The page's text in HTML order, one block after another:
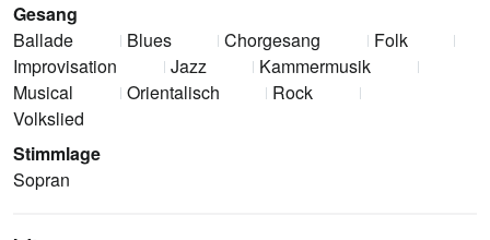
Gesang
Ballade
Blues Chorgesang
Folk
Improvisation
Jazz
Kammermusik
Musical
Orientalisch
Rock
Volkslied
Stimmlage
Sopran